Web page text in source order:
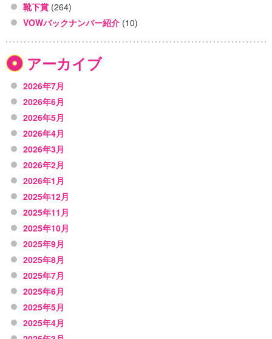
靴下賞 (264)
VOWバックナンバー紹介 (10)
アーカイブ
2026年7月
2026年6月
2026年5月
2026年4月
2026年3月
2026年2月
2026年1月
2025年12月
2025年11月
2025年10月
2025年9月
2025年8月
2025年7月
2025年6月
2025年5月
2025年4月